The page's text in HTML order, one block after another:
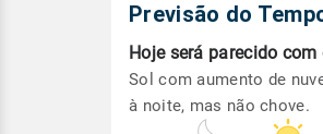
Previsão do
Hoje será parecido com
Sol com aumento de
à noite, mas não chove.